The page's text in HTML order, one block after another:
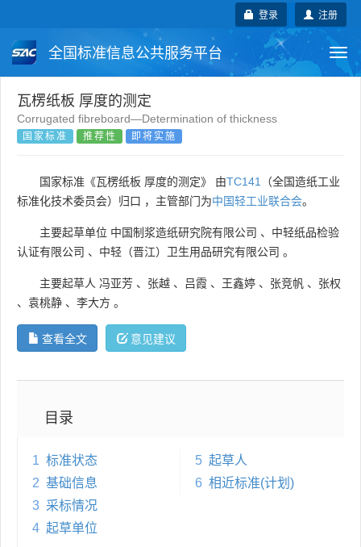
注册
登录
全国标准信息公共服务平台
国家标准
团体标准 企业标准
国外标准 技术委员会
瓦楞纸板 厚度的测定
Corrugated fibreboard—Determination of thickness
国家标准 推荐性 即将实施
国家标准《瓦楞纸板 厚度的测定》 由TC141
（全国造纸工业
标准化技术委员会）归口 ，主管部门为中国轻工业联合会。
主要起草单位 中国制浆造纸研究院有限公司 、 中轻纸品检验
认证有限公司 、 中轻（晋江）卫生用品研究有限公司 。
主要起草人 冯亚芳 、 张越 、 吕霞 、 王鑫婷 、 张竞帆 、 张权
、 袁桃静 、 李大方 。
查看全文 意见建议
目录
1 标准状态
2 基础信息
3 采标情况
4 起草单位
5 起草人
6 相近标准(计划)